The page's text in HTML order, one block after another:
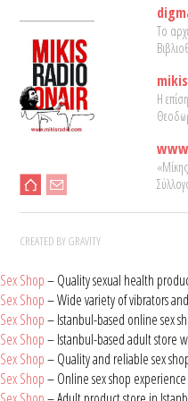
Το
Η
CREATED BY GRAVITY
Sex Shop– Quality sexual health
Sex Shop– Wide variety of vibrators
Sex Shop– Istanbul-based online sex
Sex Shop– Istanbul-based adult store
Sex Shop– Quality and reliable sex
Sex Shop– Online sex shop